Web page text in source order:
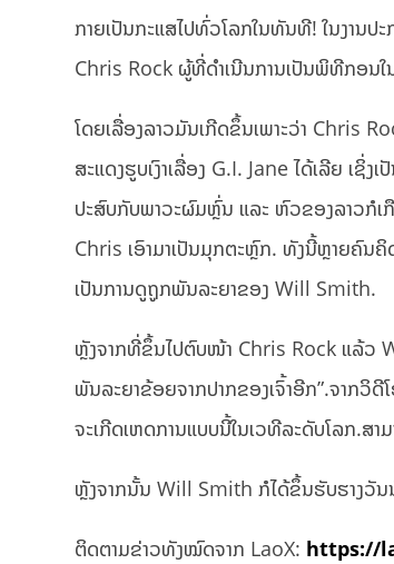
ກາຍເປັນກະແສໄປທົ່ວໂລກໃນທັນທີ! ໃນງານ
Chris Rock ຜູ້ທີ່ດຳເນີນການເປັນພິທີກອນໃ
ໂດຍເລື່ອງລາວມັນເກີດຂຶ້ນເພາະວ່າ Chris
ສະແດງຮູບເງົາເລື່ອງ G.I. Jane ໄດ້ເລີຍ ເ
ປະສົບກັບພາວະຜົມຫຼົ່ນ ແລະ ຫົວຂອງລາວກໍເ
Chris ເອົາມາເປັນມຸກຕະຫຼົກ. ທັງນີ້ຫຼາຍຄົນຄິ
ເປັນການດູຖູກພັນລະຍາຂອງ Will Smith.
ຫຼັງຈາກທີ່ຂຶ້ນໄປຕົບໜ້າ Chris Rock ແລ້ວ
ພັນລະຍາຂ້ອຍຈາກປາກຂອງເຈົ້າອີກ”.ຈາກວິດີ
ຈະເກີດເຫດການແບບນີ້ໃນເວທີລະດັບໂລກ.ສາ
ຫຼັງຈາກນັ້ນ Will Smith ກໍໄດ້ຂຶ້ນຮັບຮາງວັນນັ
ຕິດຕາມຂ່າວທັງໝົດຈາກ LaoX: https://